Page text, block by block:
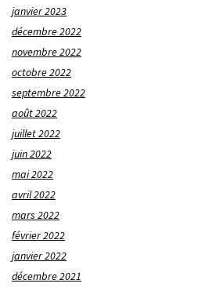
janvier 2023
décembre 2022
novembre 2022
octobre 2022
septembre 2022
août 2022
juillet 2022
juin 2022
mai 2022
avril 2022
mars 2022
février 2022
janvier 2022
décembre 2021